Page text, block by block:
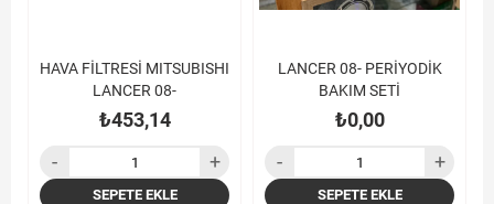
HAVA FİLTRESİ MITSUBISHI
LANCER 08-
₺453,14
SEPETE EKLE
LANCER 08- PERİYODİK
BAKIM SETİ
₺0,00
SEPETE EKLE